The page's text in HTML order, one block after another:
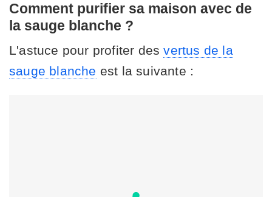
Comment purifier sa maison avec de
la sauge blanche ?
L'astuce pour profiter desvertus de la
sauge blanche est la suivante :